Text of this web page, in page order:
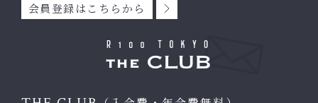
会員登録はこちらから